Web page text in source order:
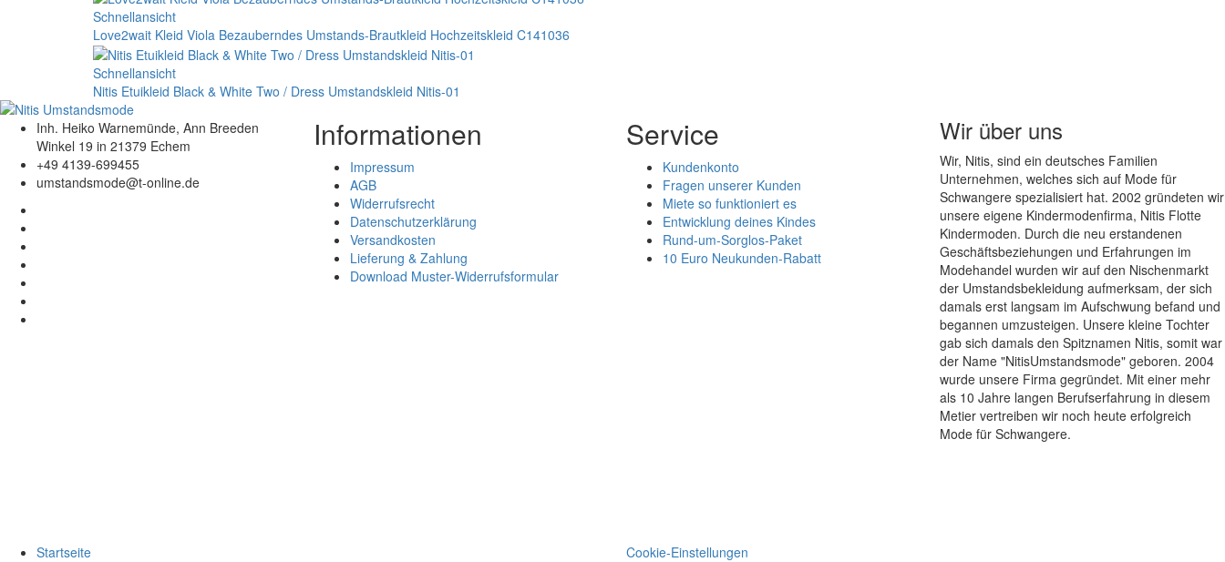
Schnellansicht
Love2wait Kleid Viola Bezauberndes Umstands-Brautkleid Hochzeitskleid C141036
Schnellansicht
Nitis Etuikleid Black & White Two / Dress Umstandskleid Nitis-01
Inh. Heiko Warnemünde, Ann Breeden
Winkel 19 in 21379 Echem
+49 4139-699455
umstandsmode@t-online.de
Informationen
Impressum
AGB
Widerrufsrecht
Datenschutzerklärung
Versandkosten
Lieferung & Zahlung
Download Muster-Widerrufsformular
Service
Kundenkonto
Fragen unserer Kunden
Miete so funktioniert es
Entwicklung deines Kindes
Rund-um-Sorglos-Paket
10 Euro Neukunden-Rabatt
Wir über uns
Wir, Nitis, sind ein deutsches Familien
Unternehmen, welches sich auf Mode für
Schwangere spezialisiert hat. 2002 gründeten wir
unsere eigene Kindermodenfirma, Nitis Flotte
Kindermoden. Durch die neu erstandenen
Geschäftsbeziehungen und Erfahrungen im
Modehandel wurden wir auf den Nischenmarkt
der Umstandsbekleidung aufmerksam, der sich
damals erst langsam im Aufschwung befand und
begannen umzusteigen. Unsere kleine Tochter
gab sich damals den Spitznamen Nitis, somit war
der Name "NitisUmstandsmode" geboren. 2004
wurde unsere Firma gegründet. Mit einer mehr
als 10 Jahre langen Berufserfahrung in diesem
Metier vertreiben wir noch heute erfolgreich
Mode für Schwangere.
Startseite
Cookie-Einstellungen